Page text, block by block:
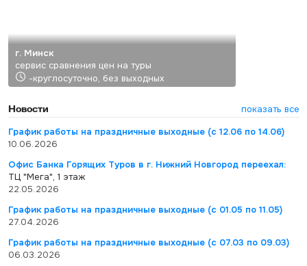
г. Минск
сервис сравнения цен на туры
-круглосуточно, без выходных
Новости
показать все
График работы на праздничные выходные (с 12.06 по 14.06)
10.06.2026
Офис Банка Горящих Туров в г. Нижний Новгород переехал:
ТЦ "Мега", 1 этаж
22.05.2026
График работы на праздничные выходные (с 01.05 по 11.05)
27.04.2026
График работы на праздничные выходные (с 07.03 по 09.03)
06.03.2026